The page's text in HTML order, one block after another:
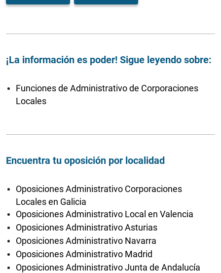
¡La información es poder! Sigue leyendo sobre:
Funciones de Administrativo de Corporaciones
Locales
Encuentra tu oposición por localidad
Oposiciones Administrativo Corporaciones
Locales en Galicia
Oposiciones Administrativo Local en Valencia
Oposiciones Administrativo Asturias
Oposiciones Administrativo Navarra
Oposiciones Administrativo Madrid
Oposiciones Administrativo Junta de Andalucía